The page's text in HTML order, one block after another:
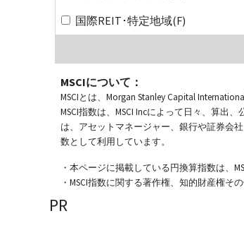
国際REIT･特定地域(F)
MSCIについて：
MSCIとは、Morgan Stanley Capital
MSCI指数は、MSCI Incによって日々、算出
は、アセットマネージャー、銀行や証券会
数として利用しています。
・本ページに掲載している円換算指数は、
・MSCI指数に関する著作権、知的財産権そ
PR